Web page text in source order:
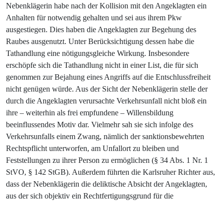
Nebenklägerin habe nach der Kollision mit den Angeklagten ein
Anhalten für notwendig gehalten und sei aus ihrem Pkw
ausgestiegen. Dies haben die Angeklagten zur Begehung des
Raubes ausgenutzt. Unter Berücksichtigung dessen habe die
Tathandlung eine nötigungsgleiche Wirkung. Insbesondere
erschöpfe sich die Tathandlung nicht in einer List, die für sich
genommen zur Bejahung eines Angriffs auf die Entschlussfreiheit
nicht genügen würde. Aus der Sicht der Nebenklägerin stelle der
durch die Angeklagten verursachte Verkehrsunfall nicht bloß ein
ihre – weiterhin als frei empfundene – Willensbildung
beeinflussendes Motiv dar. Vielmehr sah sie sich infolge des
Verkehrsunfalls einem Zwang, nämlich der sanktionsbewehrten
Rechtspflicht unterworfen, am Unfallort zu bleiben und
Feststellungen zu ihrer Person zu ermöglichen (§ 34 Abs. 1 Nr. 1
StVO, § 142 StGB). Außerdem führten die Karlsruher Richter aus,
dass der Nebenklägerin die deliktische Absicht der Angeklagten,
aus der sich objektiv ein Rechtfertigungsgrund für die